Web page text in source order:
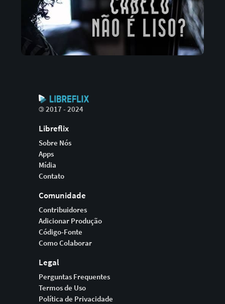
©2017 - 2024
Libreflix
Sobre Nós
Apps
Mídia
Contato
Comunidade
Contribuidores
Adicionar Produção
Código-Fonte
Como Colaborar
Legal
Perguntas Frequentes
Termos de Uso
Política de Privacidade